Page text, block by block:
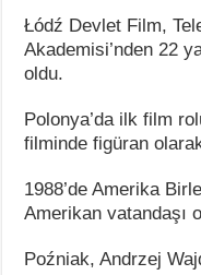
Łódź Devlet Film,
Akademisi’nden 22
oldu.
Polonya’da ilk film
filminde figüran
1988’de Amerika
Amerikan vatandaşı
Poźniak, Andrzej